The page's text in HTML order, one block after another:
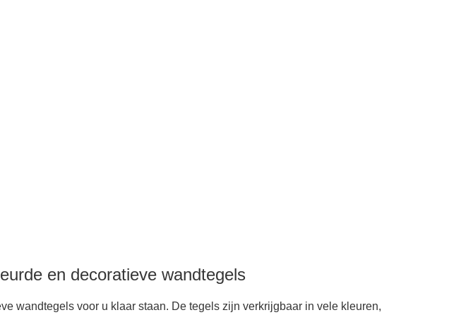
en decoratieve wandtegels
wandtegels voor u klaar staan. De tegels zijn verkrijgbaar in vele kleuren,